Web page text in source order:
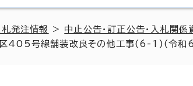
札発注情報 > 中止公告・訂正公告・入札関
区405号線舗装改良その他工事(6-1)(令